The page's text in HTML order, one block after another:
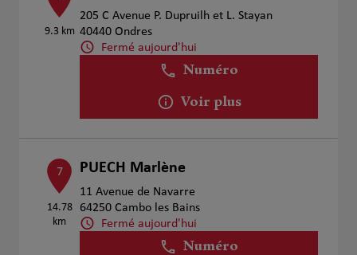
9.3 km
205 C Avenue P. Dupruilh et L. Stayan
40440 Ondres
Fermé aujourd'hui
Numéro
Voir plus
7
14.78
km
PUECH Marlène
11 Avenue de Navarre
64250 Cambo les Bains
Fermé aujourd'hui
Numéro